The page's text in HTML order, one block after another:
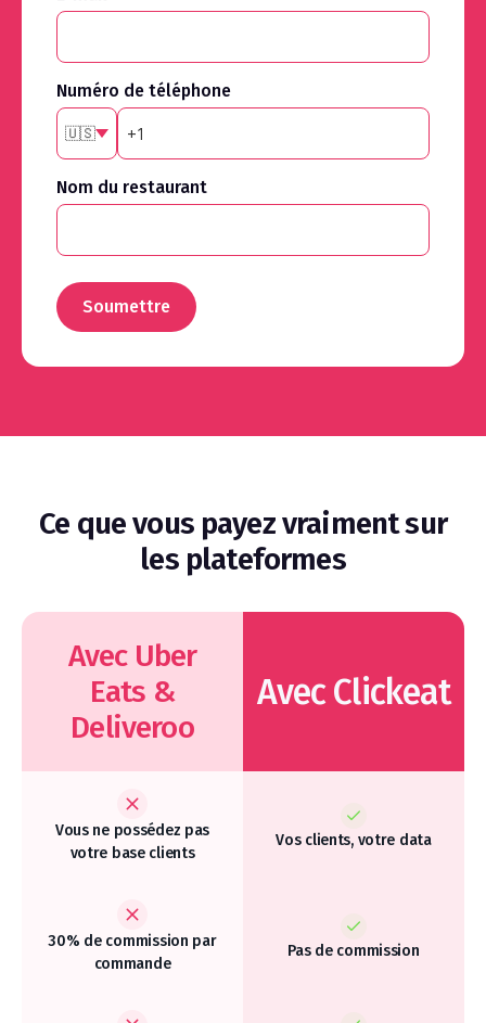
Numéro de téléphone
🇺🇸
Nom du restaurant
Soumettre
Ce que vous payez vraiment sur
les plateformes
Avec Uber
Eats &
Deliveroo
Avec Clickeat
Vous ne possédez pas
votre base clients
Pas de commission
30% de commission par
commande
Vos clients, votre data